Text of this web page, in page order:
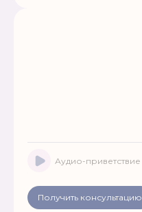
Аудио-приветствие
Получить консультацию